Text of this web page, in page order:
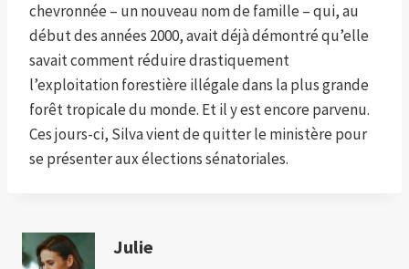
chevronnée – un nouveau nom de famille – qui, au
début des années 2000, avait déjà démontré qu’elle
savait comment réduire drastiquement
l’exploitation forestière illégale dans la plus grande
forêt tropicale du monde. Et il y est encore parvenu.
Ces jours-ci, Silva vient de quitter le ministère pour
se présenter aux élections sénatoriales.
Julie